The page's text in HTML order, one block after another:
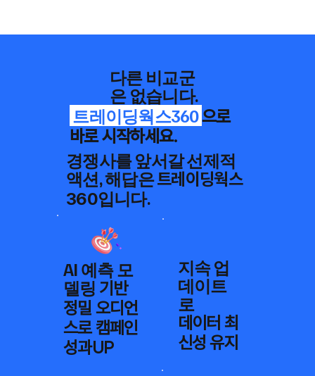
경쟁사를 앞서갈 선제적
액션, 해답은트레이딩웍스
360입니다.
​ 트레이딩웍스360으로
바로 시작하세요.
다른 비교군
은 없습니다.
AI 예측 모
델링 기반
​정밀 오디언
스로 캠페인
성과UP
지속 업
데이트
로
데이터 최
신성 유지